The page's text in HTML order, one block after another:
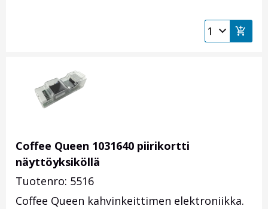
Coffee Queen 1031640 piirikortti
näyttöyksiköllä
Tuotenro: 5516
Coffee Queen kahvinkeittimen elektroniikka.